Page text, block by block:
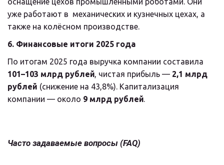
уже работают в  механических и кузнечных цехах, а
также на колёсном производстве.
6. Финансовые итоги 2025 года
101–103 млрд рублей, чистая прибыль — 2,1 млрд
рублей (снижение на 43,8%). Капитализация
компании — около 9 млрд рублей.
Часто задаваемые вопросы (FAQ)